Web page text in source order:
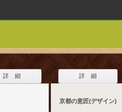
詳 細 詳 細
京都の意匠(デザイン)